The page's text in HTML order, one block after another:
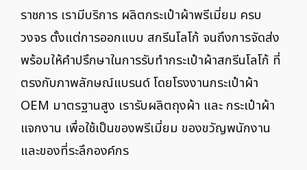
ราชการ เรามีบริการ ผลิตกระเป๋าผ้าพรีเมี่ยม ครบ
วงจร ตั้งแต่การออกแบบ สกรีนโลโก้ จนถึงการจัดส่ง
พร้อมให้คำปรึกษาในการรับทำกระเป๋าผ้าสกรีนโลโก้ ที่
ตรงกับภาพลักษณ์แบรนด์ โดยโรงงานกระเป๋าผ้า
OEM มาตรฐานสูง เรารับผลิตถุงผ้า และ กระเป๋าผ้า
แจกงาน เพื่อใช้เป็นของพรีเมี่ยม ของขวัญพนักงาน
และของที่ระลึกองค์กร